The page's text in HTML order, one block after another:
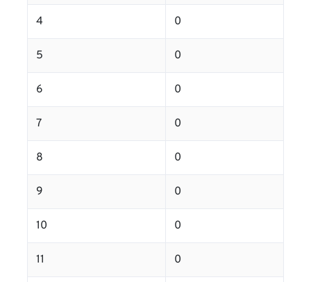
4 0
5 0
6 0
7 0
8 0
9 0
10 0
11 0